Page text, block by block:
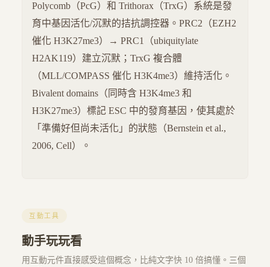
Polycomb（PcG）和 Trithorax（TrxG）系統是發
育中基因活化/沉默的拮抗調控器。PRC2（EZH2
催化 H3K27me3）→ PRC1（ubiquitylate
H2AK119）建立沉默；TrxG 複合體
（MLL/COMPASS 催化 H3K4me3）維持活化。
Bivalent domains（同時含 H3K4me3 和
H3K27me3）標記 ESC 中的發育基因，使其處於
「準備好但尚未活化」的狀態（Bernstein et al.,
2006, Cell）。
互動工具
動手玩玩看
用互動元件直接感受這個概念，比純文字快 10 倍搞懂。三個